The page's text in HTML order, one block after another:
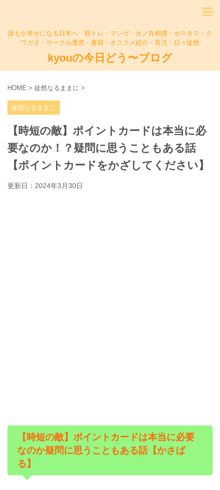
誰もが幸せになる日本へ 筋トレ・マンガ・火ノ丸相撲・セスタス・ク
ワガタ・サークル運営・書籍・オススメ紹介・育児・日々徒然
kyouの今日どう〜ブログ
HOME > 徒然なるままに >
徒然なるままに
【時短の敵】ポイントカードは本当に必
要なのか！？疑問に思うこともある話
【ポイントカードをかざしてください】
更新日： 2024年3月30日
【時短の敵】ポイントカードは本当に必要
なのか疑問に思うこともある話【かさば
る】